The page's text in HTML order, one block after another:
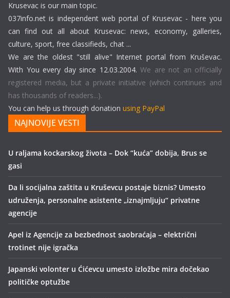
Krusevac is our main topic.
037info.net is independent web portal of Krusevac - here you
can find out all about Krusevac: news, economy, galleries,
culture, sport, free classifieds, chat ...
We are the oldest "still alive" Internet portal from Kruševac.
With You every day since 12.03.2004. We are not an officially
registered media, but a private initiative (which continues and
has thousands of readers...).
You can help us through donation using PayPal
NAJNOVIJE VESTI
U raljama kockarskog života – Dok “kuća” dobija, Brus se
gasi
Da li socijalna zaštita u Kruševcu postaje biznis? Umesto
udruženja, personalne asistente „iznajmljuju“ privatne
agencije
Apel iz Agencije za bezbednost saobraćaja – električni
trotinet nije igračka
Japanski volonter u Ćićevcu umesto izložbe mira dočekao
političke optužbe